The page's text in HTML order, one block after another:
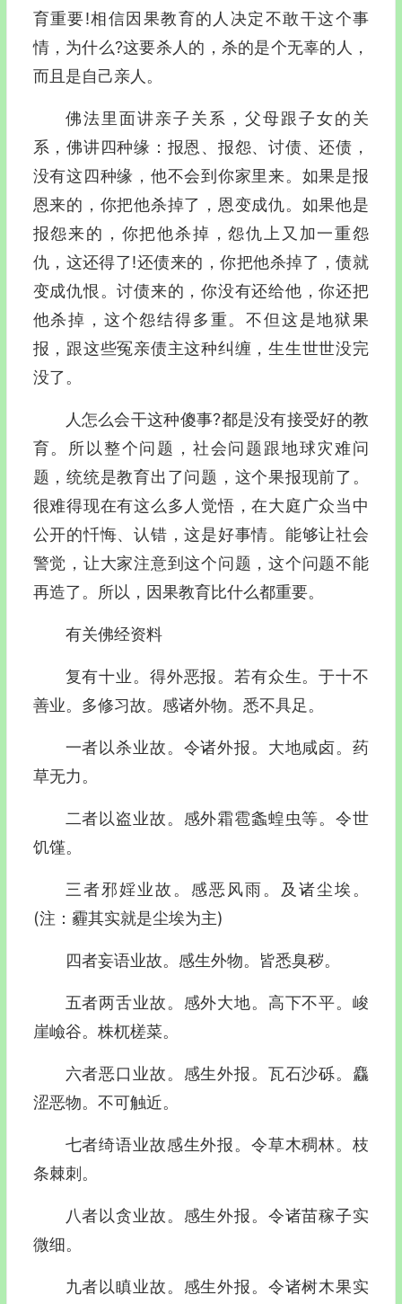
育重要!相信因果教育的人决定不敢干这个事
情，为什么?这要杀人的，杀的是个无辜的人，
而且是自己亲人。
佛法里面讲亲子关系，父母跟子女的关
系，佛讲四种缘：报恩、报怨、讨债、还债，
没有这四种缘，他不会到你家里来。如果是报
恩来的，你把他杀掉了，恩变成仇。如果他是
报怨来的，你把他杀掉，怨仇上又加一重怨
仇，这还得了!还债来的，你把他杀掉了，债就
变成仇恨。讨债来的，你没有还给他，你还把
他杀掉，这个怨结得多重。不但这是地狱果
报，跟这些冤亲债主这种纠缠，生生世世没完
没了。
人怎么会干这种傻事?都是没有接受好的教
育。所以整个问题，社会问题跟地球灾难问
题，统统是教育出了问题，这个果报现前了。
很难得现在有这么多人觉悟，在大庭广众当中
公开的忏悔、认错，这是好事情。能够让社会
警觉，让大家注意到这个问题，这个问题不能
再造了。所以，因果教育比什么都重要。
有关佛经资料
复有十业。得外恶报。若有众生。于十不
善业。多修习故。感诸外物。悉不具足。
一者以杀业故。令诸外报。大地咸卤。药
草无力。
二者以盗业故。感外霜雹螽蝗虫等。令世
饥馑。
三者邪婬业故。感恶风雨。及诸尘埃。
(注：霾其实就是尘埃为主)
四者妄语业故。感生外物。皆悉臭秽。
五者两舌业故。感外大地。高下不平。峻
崖嶮谷。株杌槎菜。
六者恶口业故。感生外报。瓦石沙砾。麤
涩恶物。不可触近。
七者绮语业故感生外报。令草木稠林。枝
条棘刺。
八者以贪业故。感生外报。令诸苗稼子实
微细。
九者以瞋业故。感生外报。令诸树木果实